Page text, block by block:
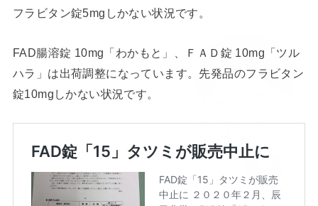
フラビタン錠5mgしかない状況です。
FAD腸溶錠 10mg「わかもと」、ＦＡＤ錠 10mg「ツル
ハラ」は出荷調整になっています。先発品のフラビタン
錠10mgしかない状況です。